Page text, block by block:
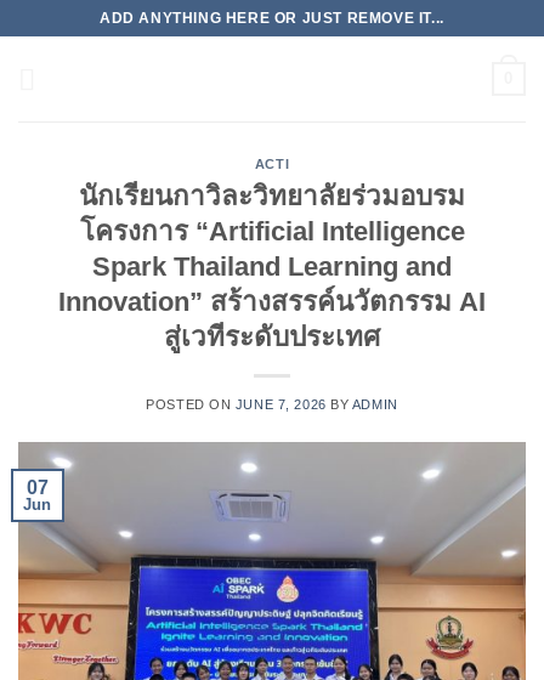
ADD ANYTHING HERE OR JUST REMOVE IT...
ACTI
นักเรียนกาวิละวิทยาลัยร่วมอบรม
โครงการ “Artificial Intelligence
Spark Thailand Learning and
Innovation” สร้างสรรค์นวัตกรรม AI
สู่เวทีระดับประเทศ
POSTED ON JUNE 7, 2026 BY ADMIN
07
Jun